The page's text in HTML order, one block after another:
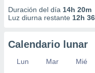
Duración del día 14h 20m
Luz diurna restante 12h
Calendario lunar
Lun Mar Mié